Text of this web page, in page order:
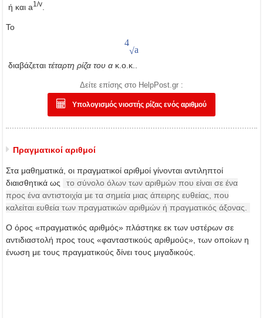
ή και a1/v
Το
4
√a
διαβάζεται τέταρτη ρίζα του α κ.ο.κ..
Δείτε επίσης στο HelpPost.gr :
Υπολογισμός νιοστής ρίζας ενός αριθμού
Πραγματικοί αριθμοί
Στα μαθηματικά, οι πραγματικοί αριθμοί γίνονται αντιληπτοί
διαισθητικά ως
το σύνολο όλων των αριθμών που είναι σε ένα
προς ένα αντιστοιχία με τα σημεία μιας άπειρης ευθείας, που
καλείται ευθεία των πραγματικών αριθμών ή πραγματικός άξονας.
Ο όρος «πραγματικός αριθμός» πλάστηκε εκ των υστέρων σε
αντιδιαστολή προς τους «φανταστικούς αριθμούς», των οποίων η
ένωση με τους πραγματικούς δίνει τους μιγαδικούς.